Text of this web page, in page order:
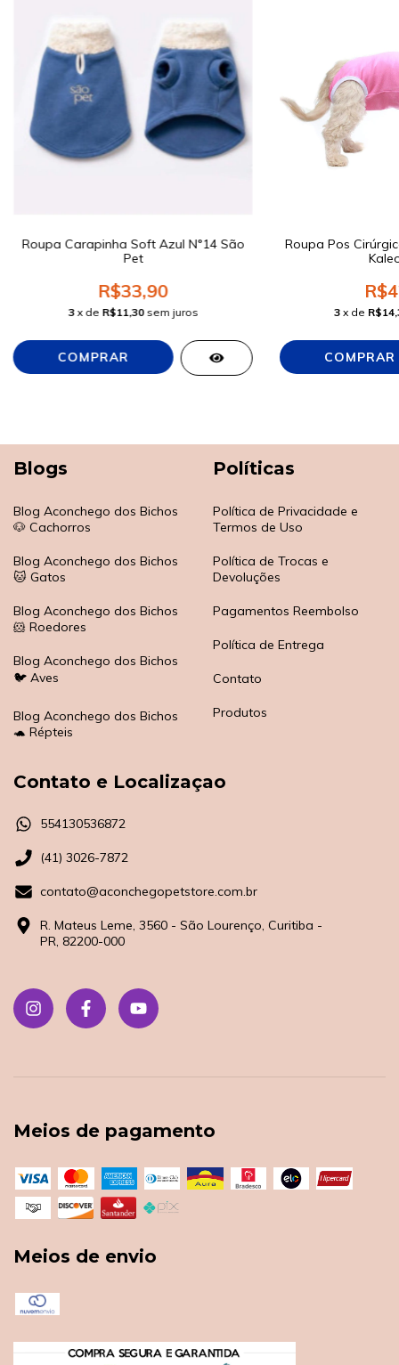
Roupa Carapinha Soft Azul N°14 São
Pet
R$33,90
3 x de R$11,30 sem juros
Roupa Pos
3 x de
Blogs
Blog Aconchego dos Bichos
🐶 Cachorros
Blog Aconchego dos Bichos
🐱 Gatos
Blog Aconchego dos Bichos
🐹 Roedores
Blog Aconchego dos Bichos
🐦 Aves
Blog Aconchego dos Bichos
🐢 Répteis
Políticas
Política de Privacidade e
Termos de Uso
Política de Trocas e
Devoluções
Pagamentos Reembolso
Política de Entrega
Contato
Produtos
Contato e Localizaçao
554130536872
(41) 3026-7872
contato@aconchegopetstore.com.br
R. Mateus Leme, 3560 - São Lourenço, Curitiba -
PR, 82200-000
Meios de pagamento
Meios de envio